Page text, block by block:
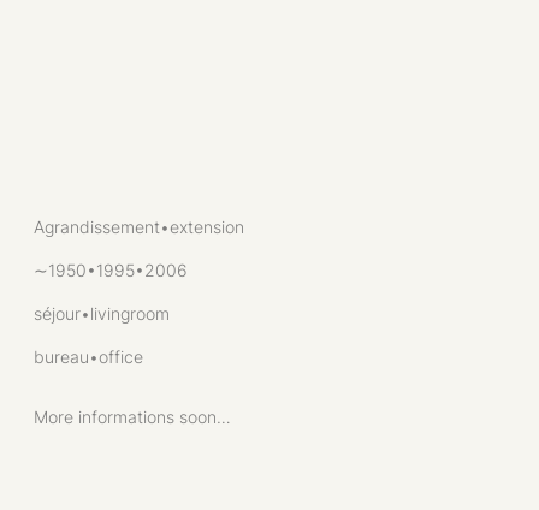
Agrandissement•extension
∼1950•1995•2006
séjour•livingroom
bureau•office
More informations soon…